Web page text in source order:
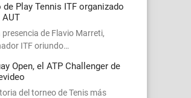
de Play Tennis ITF organizado
AUT
presencia de Flavio Marreti,
ITF oriundo…
Open, el ATP Challenger de
del torneo de Tenis más